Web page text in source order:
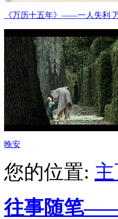
《万历十五年》——一人失利
晚安
您的位置:
往事随笔